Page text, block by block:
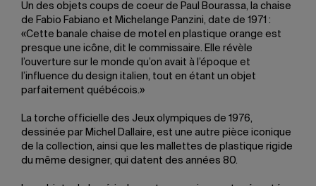
Un des objets coups de coeur de Paul Bourassa, la chaise
de Fabio Fabiano et Michelange Panzini, date de 1971 :
«Cette banale chaise de motel en plastique orange est
presque une icône, dit le commissaire. Elle révèle
l’ouverture sur le monde qu’on avait à l’époque et
l’influence du design italien, tout en étant un objet
parfaitement québécois.»
La torche officielle des Jeux olympiques de 1976,
dessinée par Michel Dallaire, est une autre pièce iconique
de la collection, ainsi que les mallettes de plastique rigide
du même designer, qui datent des années 80.